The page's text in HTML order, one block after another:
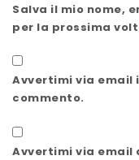
Salva il mio nome,
per la prossima
Avvertimi via email
commento.
Avvertimi via email